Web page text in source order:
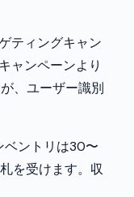
ティングキャン
ャンペーンより
、ユーザー識別
ベントリは30〜
を受けます。収